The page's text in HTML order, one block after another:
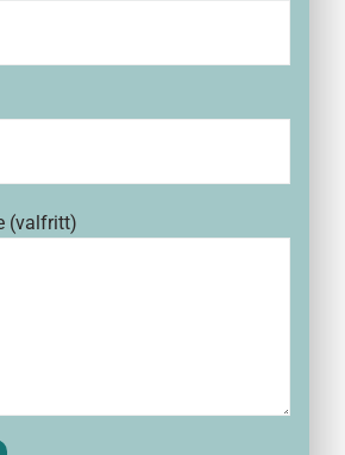
(valfritt)